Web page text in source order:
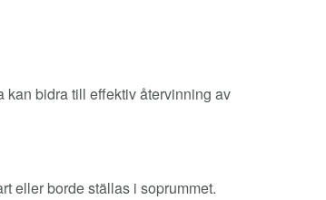
kan bidra till effektiv återvinning av
eller borde ställas i soprummet.